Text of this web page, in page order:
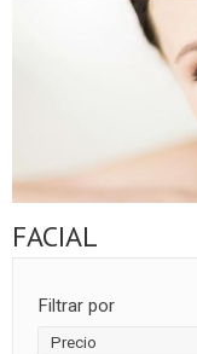
FACIAL
Filtrar por
Precio